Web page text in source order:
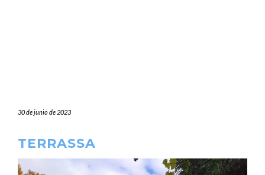
30 de junio de 2023
TERRASSA